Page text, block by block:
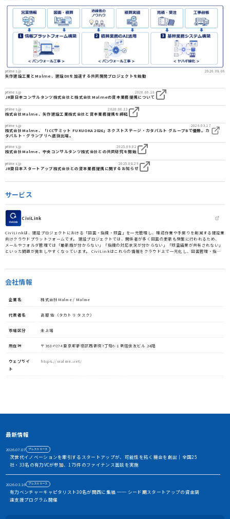
prtimes.jp 2026.08.06
矢作建設工業とMalme、建設DXを加速する共同開発プロジェクトを始動
prtimes.jp 2026.06.18
JR東日本コンサルタンツ株式会社と株式会社Malmeの資本業務提携について
prtimes.jp 2026.06.13
株式会社Malme、矢作建設工業株式会社と資本業務提携を締結
prtimes.jp 2026.03.17
株式会社Malme、「ICCサミット FUKUOKA 2026」ネクストステージ・カタパルト グループBで優勝。カ
タパルト・グランプリへ選抜出場。
prtimes.jp 2025.09.02
株式会社Malme、中央コンサルタンツ株式会社との共同研究を開始
prtimes.jp 2025.08.29
JR東日本スタートアップ株式会社との資本業務提携に関するお知らせ
サービス
CiviLink
CiviLinkは、建設プロジェクトにおける「図面・指摘・照査」を一元管理し、確認作業や手戻りを削減する建設業
向けクラウドプラットフォームです。 建設プロジェクトでは、関係者が多く図面の更新も頻繁に行われるため、
メールやフォルダ管理では「最新版が分からない」「指摘の対応状況が分からない」「照査結果が共有されない」
といった問題が発生しやすくなっています。 CiviLinkはこれらの情報をクラウド上で一元化し、図面管理・指摘
す。
会社情報
企業名 株式会社Malme / Malme
代表者名 高取 佑（タカトリ タスク）
市場区分 未上場
所在地 〒163-0224 東京都新宿区西新宿2丁目6-1 新宿住友ビル 24階
ウェブサイ
ト
https://malme.net/
資金調達や協業・共創を加速させる
イノベーション・プラットフォーム
最新情報
2026.07.07 プレスリリース
次世代イノベーションを牽引するスタートアップが、可能性を拓く機会を創出｜全国25
社・33名の有力VCが参加、175件のファイナンス面談を実施
2026.03.16 プレスリリース
有力ベンチャーキャピタリスト30名が関西に集結 ── シード期スタートアップの資金調
達支援プログラム開催